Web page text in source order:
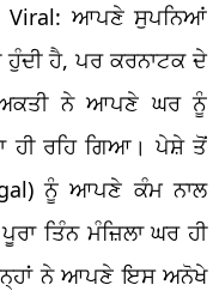
Viral: ਆਪਣੇ ਸੁਪਨਿਆਂ
ਹੁੰਦੀ ਹੈ, ਪਰ ਕਰਨਾਟਕ ਦੇ
ਨੇ ਆਪਣੇ ਘਰ ਨੂੰ
ਹੀ ਰਹਿ ਗਿਆ। ਪੇਸ਼ੇ ਤੋਂ
ਨੂੰ ਆਪਣੇ ਕੰਮ ਨਾਲ
ਤਿੰਨ ਮੰਜ਼ਿਲਾ ਘਰ ਹੀ
ਨੇ ਆਪਣੇ ਇਸ ਅਨੋਖੇ